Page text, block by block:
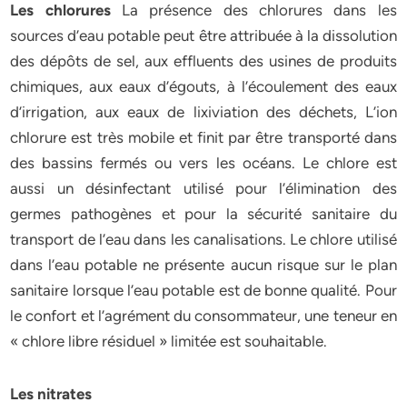
Les chloruresLa présence des chlorures dans les
sources d’eau potable peut être attribuée à la dissolution
des dépôts de sel, aux effluents des usines de produits
chimiques, aux eaux d’égouts, à l’écoulement des eaux
d’irrigation, aux eaux de lixiviation des déchets, L’ion
chlorure est très mobile et finit par être transporté dans
des bassins fermés ou vers les océans. Le chlore est
aussi un désinfectant utilisé pour l’élimination des
germes pathogènes et pour la sécurité sanitaire du
transport de l’eau dans les canalisations. Le chlore utilisé
dans l’eau potable ne présente aucun risque sur le plan
sanitaire lorsque l’eau potable est de bonne qualité. Pour
le confort et l’agrément du consommateur, une teneur en
« chlore libre résiduel » limitée est souhaitable.
Les nitrates